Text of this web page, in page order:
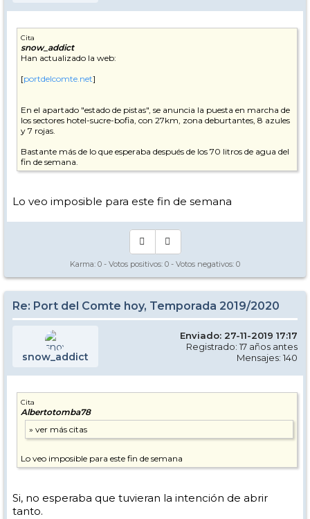
Cita
snow_addict
Han actualizado la web:
[portdelcomte.net]
En el apartado "estado de pistas", se anuncia la puesta en marcha de
los sectores hotel-sucre-bofia, con 27km, zona deburtantes, 8 azules
y 7 rojas.
Bastante más de lo que esperaba después de los 70 litros de agua del
fin de semana.
Lo veo imposible para este fin de semana
Karma: 0 - Votos positivos: 0 - Votos negativos: 0
Re: Port del Comte hoy, Temporada 2019/2020
snow_addict
Enviado: 27-11-2019 17:17
Registrado: 17 años antes
Mensajes: 140
Cita
Albertotomba78
Lo veo imposible para este fin de semana
Si, no esperaba que tuvieran la intención de abrir
tanto.